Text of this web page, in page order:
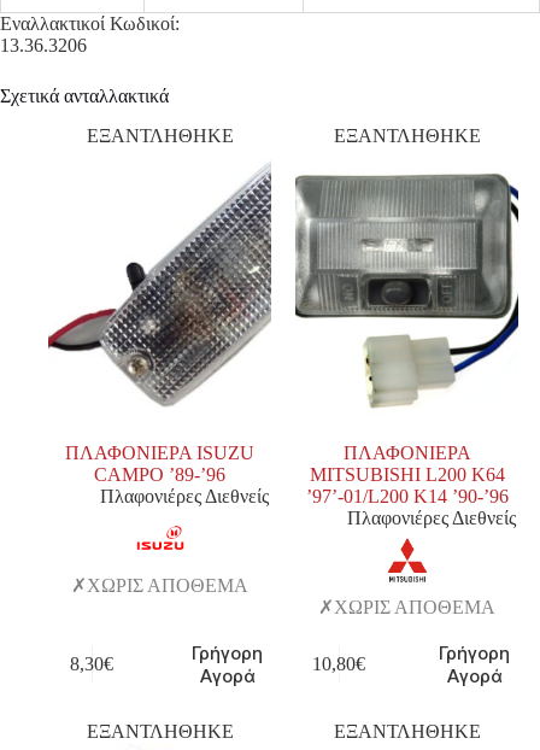
Εναλλακτικοί Κωδικοί:
13.36.3206
Σχετικά ανταλλακτικά
ΕΞΑΝΤΛΗΘΗΚΕ
ΠΛΑΦΟΝΙΕΡΑ ISUZU
CAMPO ’89-’96
Πλαφονιέρες Διεθνείς
ΧΩΡΙΣ ΑΠΟΘΕΜΑ
8,30€
Γρήγορη
Αγορά
ΕΞΑΝΤΛΗΘΗΚΕ
ΠΛΑΦΟΝΙΕΡΑ
MITSUBISHI L200 K64
’97’-01/L200 K14 ’90-’96
Πλαφονιέρες Διεθνείς
ΧΩΡΙΣ ΑΠΟΘΕΜΑ
10,80€
Γρήγορη
Αγορά
ΕΞΑΝΤΛΗΘΗΚΕ ΕΞΑΝΤΛΗΘΗΚΕ